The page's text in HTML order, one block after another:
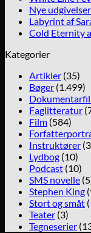
Nye
Labyrint af
Cold Eternity
Kategorier
Artikler (35)
Bøger (1.499)
Faglitteratur
Film (584)
Instruktører
Lydbog (10)
Podcast (10)
SMS novelle
Stephen King
Stort og småt
Teater (3)
Tegneserier